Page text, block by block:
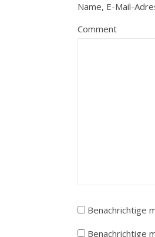
Name, E-Mail-
Comment
Benachrichtige
Benachrichtige